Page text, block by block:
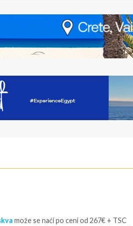
može se naći po ceni od 267€ + TSC